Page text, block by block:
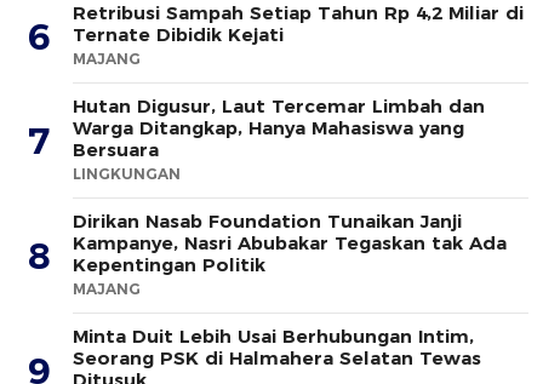
6
Retribusi Sampah Setiap Tahun Rp 4,2 Miliar di
Ternate Dibidik Kejati
MAJANG
7
Hutan Digusur, Laut Tercemar Limbah dan
Warga Ditangkap, Hanya Mahasiswa yang
Bersuara
LINGKUNGAN
8
Dirikan Nasab Foundation Tunaikan Janji
Kampanye, Nasri Abubakar Tegaskan tak Ada
Kepentingan Politik
MAJANG
9
Minta Duit Lebih Usai Berhubungan Intim,
Seorang PSK di Halmahera Selatan Tewas